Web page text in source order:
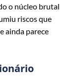
o núcleo brutal
riscos que
ainda parece